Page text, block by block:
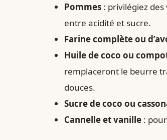
Pommes : privilégiez
entre acidité et sucre.
Farine complète ou
Huile de coco ou
remplaceront le beurre
douces.
Sucre de coco ou
Cannelle et vanille :